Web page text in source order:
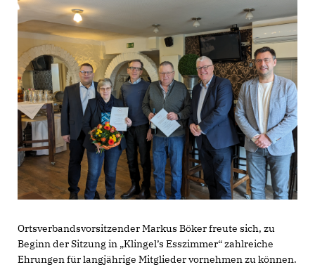
Ortsverbandsvorsitzender Markus Böker freute sich, zu
Beginn der Sitzung in „Klingel’s Esszimmer“ zahlreiche
Ehrungen für langjährige Mitglieder vornehmen zu können.